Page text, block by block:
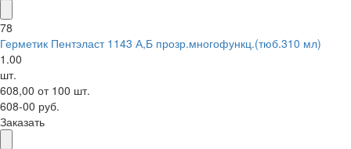
78
Герметик Пентэласт 1143 А,Б прозр.многофункц.(тюб.310 мл)
1.00
шт.
608,00 от 100 шт.
608-00 руб.
Заказать